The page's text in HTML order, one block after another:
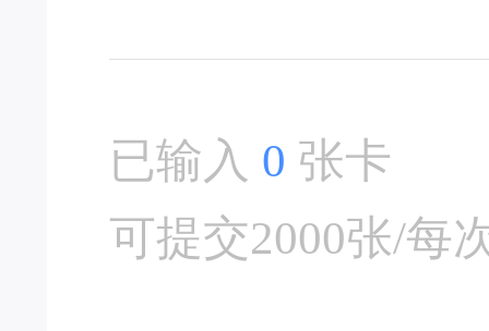
已输入 0 张卡
可提交2000张/每